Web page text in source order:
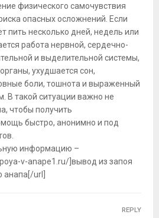
физического самочувствия
опасных осложнений. Если
пить несколько дней, недель или
работа нервной, сердечно-
и выделительной системы,
ухудшается сон,
боли, тошнота и выраженный
В такой ситуации важно не
чтобы получить
быстро, анонимно и под
информацию –
v-anape1.ru/]вывод из запоя
анапа[/url]
REPLY